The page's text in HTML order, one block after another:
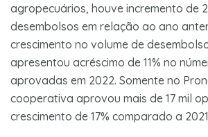
agropecuários, houve incremento de
desembolsos em relação ao ano
crescimento no volume de
apresentou acréscimo de 11% no
aprovadas em 2022. Somente no
cooperativa aprovou mais de 17 mil
crescimento de 17% comparado a